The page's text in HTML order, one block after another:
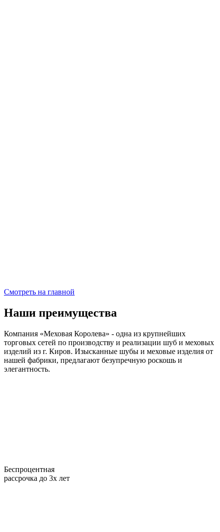
Смотреть на главной
Наши преимущества
Компания «Меховая Королева» - одна из крупнейших
торговых сетей по производству и реализации шуб и меховых
изделий из г. Киров. Изысканные шубы и меховые изделия от
нашей фабрики, предлагают безупречную роскошь и
элегантность.
Беспроцентная
рассрочка до 3х лет